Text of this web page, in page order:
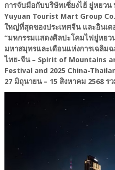
การจับมือกับบริษัทเซี่ยงไฮ้ ยู่หยว
Yuyuan Tourist Mart Group
ใหญ่ที่สุดของประเทศจีน และอินเ
“มหกรรมแสดงศิลปะโคมไฟยู่หย
มหาสมุทรและเดือนแห่งการเฉลิม
ไทย-จีน – Spirit of Mountains
Festival and 2025 China-
27 มิถุนายน – 15 สิงหาคม 2568